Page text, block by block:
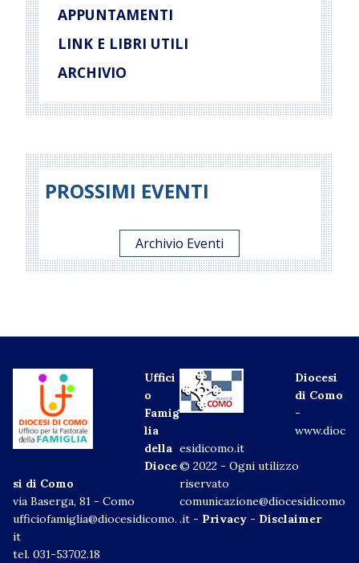
APPUNTAMENTI
LINK E LIBRI UTILI
ARCHIVIO
PROSSIMI EVENTI
Archivio Eventi
Uffici
o
Famig
lia
della
Dioce
si di Como
via Baserga, 81 - Como
ufficiofamiglia@diocesidicomo.
it
tel. 031-53702.18
Diocesi
di Como
-
www.dioc
esidicomo.it
© 2022 - Ogni utilizzo
riservato
comunicazione@diocesidicomo
.it - Privacy - Disclaimer